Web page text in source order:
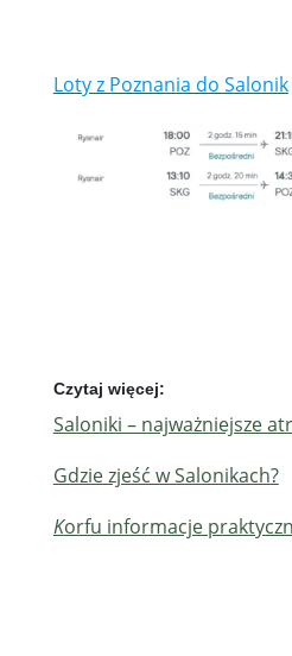
Loty z Poznania do Salonik
Czytaj więcej:
Saloniki – najważniejsze
Gdzie zjeść w Salonikach?
Korfu informacje